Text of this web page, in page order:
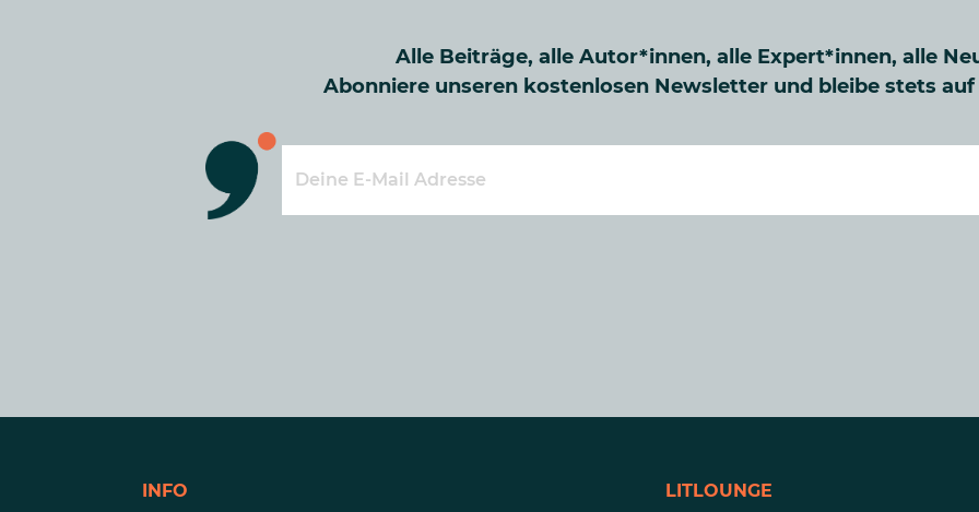
Alle Beiträge, alle Autor*innen, alle Expert*innen, alle
Abonniere unseren kostenlosen Newsletter und bleibe stets
INFO LITLOUNGE